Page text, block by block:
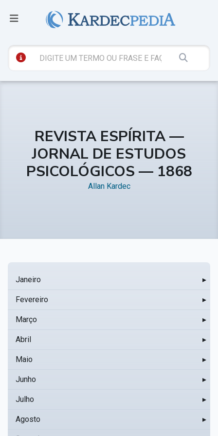
REVISTA ESPÍRITA —
JORNAL DE ESTUDOS
PSICOLÓGICOS — 1868
Allan Kardec
Janeiro ▸
Fevereiro ▸
Março ▸
Abril ▸
Maio ▸
Junho ▸
Julho ▸
Agosto ▸